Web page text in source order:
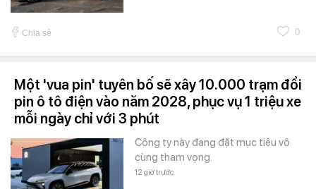
Chia sẻ 0
Một 'vua pin' tuyên bố sẽ xây 10.000 trạm đổi
pin ô tô điện vào năm 2028, phục vụ 1 triệu xe
mỗi ngày chỉ với 3 phút
Công ty này đang đặt mục tiêu vô
cùng tham vọng.
12 giờ trước